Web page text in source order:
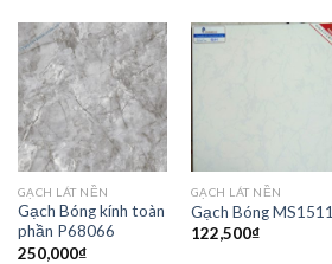
GẠCH LÁT NỀN
Gạch Bóng kính toàn
phần P68066
250,000₫
GẠCH LÁT NỀN
Gạch Bóng MS1511
122,500₫